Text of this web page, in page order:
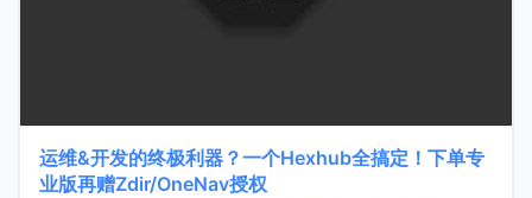
运维&开发的终极利器？一个Hexhub全搞定！下单专
业版再赠Zdir/OneNav授权